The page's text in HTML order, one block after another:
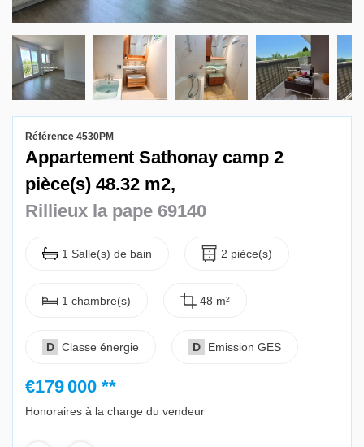
Gestion locative
Référence 4530PM
Appartement Sathonay camp 2
pièce(s) 48.32 m2,
Rillieux la pape 69140
1 Salle(s) de bain 2 pièce(s)
1 chambre(s) 48 m²
D Classe énergie D Emission GES
€179 000 **
Honoraires à la charge du vendeur